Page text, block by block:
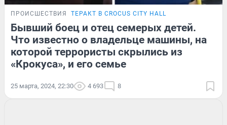
ПРОИСШЕСТВИЯ ТЕРАКТ В CROCUS CITY HALL
Бывший боец и отец семерых детей.
Что известно о владельце машины, на
которой террористы скрылись из
«Крокуса», и его семье
25 марта, 2024, 22:30 4 693 8